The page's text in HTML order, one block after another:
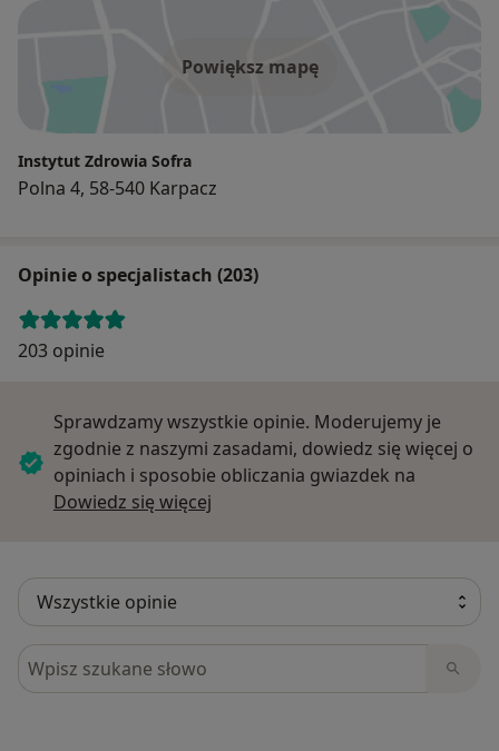
Powiększ mapę
Instytut Zdrowia Sofra
Polna 4, 58-540 Karpacz
Opinie o specjalistach (203)
203 opinie
Sprawdzamy wszystkie opinie. Moderujemy je
zgodnie z naszymi zasadami, dowiedz się więcej o
opiniach i sposobie obliczania gwiazdek na
Dowiedz się więcej
Szukaj w opiniach